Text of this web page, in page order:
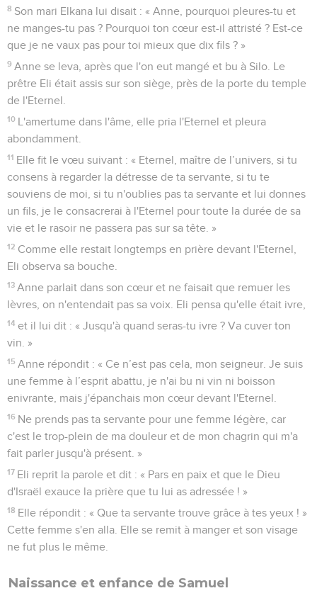
8 Son mari Elkana lui disait : « Anne, pourquoi pleures-tu et
ne manges-tu pas ? Pourquoi ton cœur est-il attristé ? Est-ce
que je ne vaux pas pour toi mieux que dix fils ? »
9 Anne se leva, après que l'on eut mangé et bu à Silo. Le
prêtre Eli était assis sur son siège, près de la porte du temple
de l'Eternel.
10 L'amertume dans l'âme, elle pria l'Eternel et pleura
abondamment.
11 Elle fit le vœu suivant : « Eternel, maître de l’univers, si tu
consens à regarder la détresse de ta servante, si tu te
souviens de moi, si tu n'oublies pas ta servante et lui donnes
un fils, je le consacrerai à l'Eternel pour toute la durée de sa
vie et le rasoir ne passera pas sur sa tête. »
12 Comme elle restait longtemps en prière devant l'Eternel,
Eli observa sa bouche.
13 Anne parlait dans son cœur et ne faisait que remuer les
lèvres, on n'entendait pas sa voix. Eli pensa qu'elle était ivre,
14 et il lui dit : « Jusqu'à quand seras-tu ivre ? Va cuver ton
vin. »
15 Anne répondit : « Ce n’est pas cela, mon seigneur. Je suis
une femme à l’esprit abattu, je n'ai bu ni vin ni boisson
enivrante, mais j'épanchais mon cœur devant l'Eternel.
16 Ne prends pas ta servante pour une femme légère, car
c'est le trop-plein de ma douleur et de mon chagrin qui m'a
fait parler jusqu'à présent. »
17 Eli reprit la parole et dit : « Pars en paix et que le Dieu
d'Israël exauce la prière que tu lui as adressée ! »
18 Elle répondit : « Que ta servante trouve grâce à tes yeux ! »
Cette femme s'en alla. Elle se remit à manger et son visage
ne fut plus le même.
Naissance et enfance de Samuel